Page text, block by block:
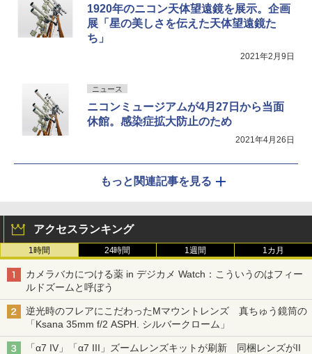
1920年のニコン天体望遠鏡を展示。企画
展「星の美しさを伝えた天体望遠鏡た
ち」
2021年2月9日
ニュース
ニコンミュージアムが4月27日から当面
休館。感染症拡大防止のため
2021年4月26日
もっと関連記事を見る
アクセスランキング
1時間 24時間 1週間 1カ月
カメラバカにつける薬 in デジカメ Watch：こういうのはフィー
ルドズームと呼ぼう
逆光時のフレアにこだわったMマウントレンズ 真ちゅう鏡筒の
「Ksana 35mm f/2 ASPH. シルバークローム」
「α7 IV」「α7 III」ズームレンズキットが刷新 同梱レンズがII